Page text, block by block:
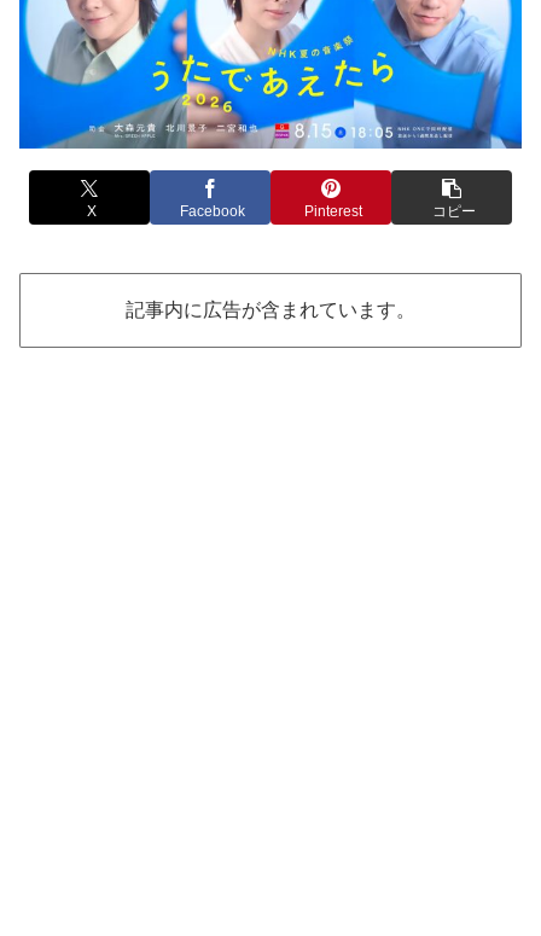
X Facebook Pinterest コピー
記事内に広告が含まれています。